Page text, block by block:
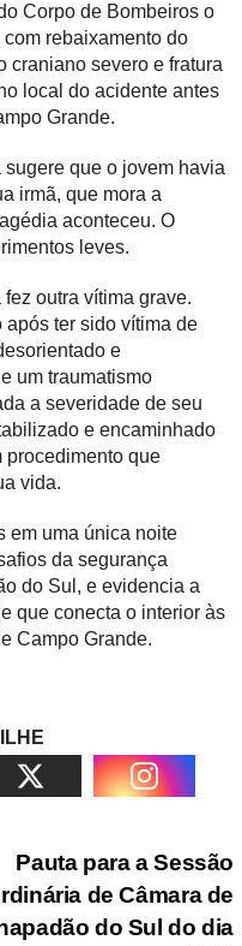
Corpo de Bombeiros o
rebaixamento do
craniano severo e fratura
local do acidente antes
Grande.
que o jovem havia
irmã, que mora a
aconteceu. O
leves.
outra vítima grave.
após ter sido vítima de
e
um traumatismo
a severidade de seu
e encaminhado
procedimento que
vida.
em uma única noite
da segurança
do Sul, e evidencia a
que conecta o interior às
Campo Grande.
Pauta para a Sessão
de Câmara de
do Sul do dia